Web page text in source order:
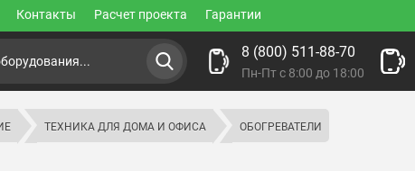
Контакты Расчет проекта Гарантии
8 (800) 511-88-70
Пн-Пт с 8:00 до 18:00
ТЕХНИКА ДЛЯ ДОМА И ОФИСА ОБОГРЕВАТЕЛИ